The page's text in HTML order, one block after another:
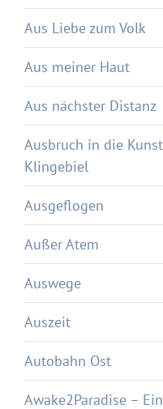
Aus Liebe zum Volk
Aus meiner Haut
Aus nächster Distanz
Ausbruch in die
Klingebiel
Ausgeflogen
Außer Atem
Auswege
Auszeit
Autobahn Ost
Awake2Paradise –